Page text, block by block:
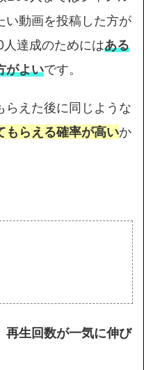
い動画を投稿した方が
達成のためにはある
がよいです。
らえた後に同じような
もらえる確率が高いか
再生回数が一気に伸び